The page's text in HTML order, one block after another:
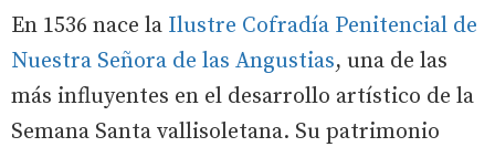
En 1536 nace la Ilustre Cofradía Penitencial de
Nuestra Señora de las Angustias, una de las
más influyentes en el desarrollo artístico de la
Semana Santa vallisoletana. Su patrimonio